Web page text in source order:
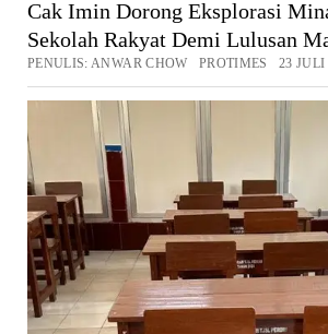
Cak Imin Dorong Eksplorasi
Sekolah Rakyat Demi Lulusan
PENULIS: ANWAR CHOW PROTIMES 23 JULI